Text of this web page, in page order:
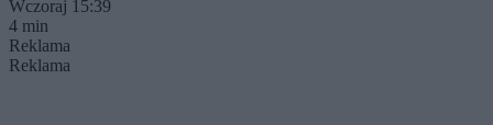
Wczoraj 15:39
4 min
Reklama
Reklama